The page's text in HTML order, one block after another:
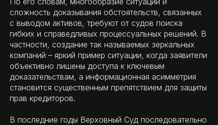
сложность доказывания обстоятельств, связанных
с выводом активов, требуют от судов поиска
гибких и справедливых процессуальных решений. В
частности, создание так называемых зеркальных
компаний – яркий пример ситуации, когда заявители
объективно лишены доступа к ключевым
доказательствам, а информационная асимметрия
становится существенным препятствием для защиты
прав кредиторов.
В последние годы Верховный Суд последовательно